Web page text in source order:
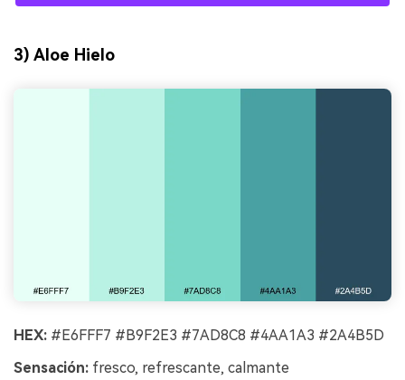
3) Aloe Hielo
HEX: #E6FFF7 #B9F2E3 #7AD8C8 #4AA1A3 #2A4B5D
Sensación: fresco, refrescante, calmante